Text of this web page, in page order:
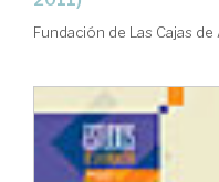
Fundación de Las Cajas